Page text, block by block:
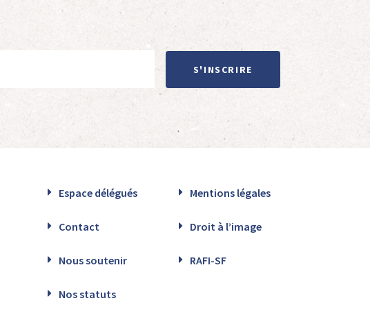
S'INSCRIRE
Espace délégués Mentions légales
Contact Droit à l’image
Nous soutenir RAFI-SF
Nos statuts